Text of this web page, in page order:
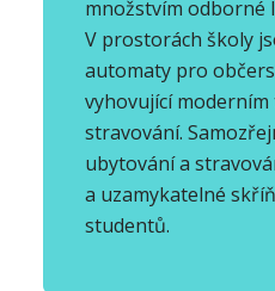
množstvím odborné
V prostorách školy
automaty pro
vyhovující
stravování.
ubytování a
a uzamykatelné
studentů.